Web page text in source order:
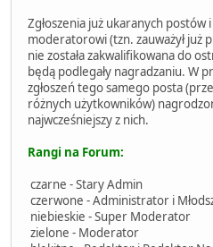
Zgłoszenia już ukaranych
moderatorowi (tzn. zauważył już
nie została zakwalifikowana do
będą podlegały nagradzaniu. W
zgłoszeń tego samego posta
różnych użytkowników)
najwcześniejszy z nich.
Rangi na Forum:
czarne - Stary Admin
czerwone - Administrator i
niebieskie - Super Moderator
zielone - Moderator